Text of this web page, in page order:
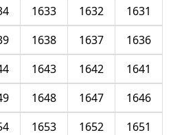
1631
1632
1633
1636
1637
1638
1641
1642
1643
1646
1647
1648
1651
1652
1653